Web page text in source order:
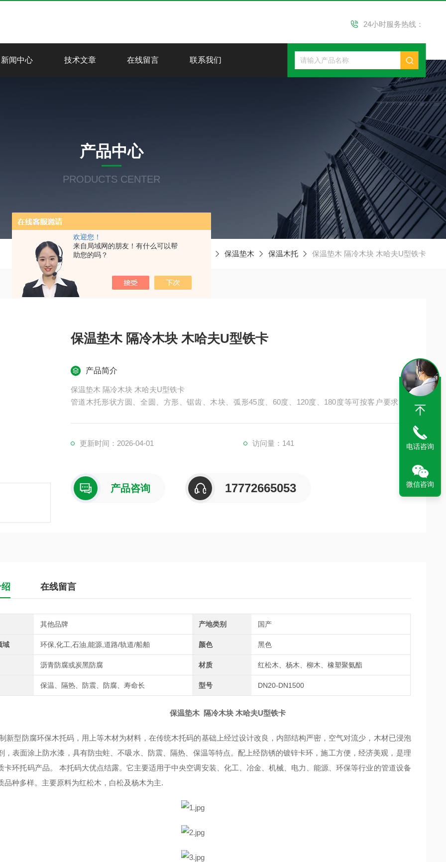
欢迎您！
来自局域网的朋友！有什么可以帮
助您的吗？
24小时服务热线：
新闻中心 技术文章 在线留言 联系我们
产品中心
PRODUCTS CENTER
保温垫木 保温木托 保温垫木 隔冷木块 木哈夫U型铁卡
保温垫木 隔冷木块 木哈夫U型铁卡
产品简介
保温垫木 隔冷木块 木哈夫U型铁卡
管道木托形状方圆、全圆、方形、锯齿、木块、弧形45度、60度、120度、180度等可按客户要求制
更新时间：2026-04-01 访问量：141
产品咨询 17772665053
在线留言
其他品牌 产地类别 国产
域 环保,化工,石油,能源,道路/轨道/船舶 颜色 黑色
沥青防腐或炭黑防腐 材质 红松木、杨木、柳木、橡塑聚氨酯
保温、隔热、防震、防腐、寿命长 型号 DN20-DN1500
保温垫木 隔冷木块 木哈夫U型铁卡
新型防腐环保木托码，用上等木材为材料，在传统木托码的基础上经过设计改良，内部结构严密，空气对流少，木材已浸泡
，表面涂上防水漆，具有防虫蛀、不吸水、防震、隔热、保温等特点。配上经防锈的镀锌卡环，施工方便，经济美观，是理
卡环托码产品。 本托码大优点结露。它主要适用于中央空调安装、化工、冶金、机械、电力、能源、环保等行业的管道设备
品种多样。主要原料为红松木，白松及杨木为主.
电话咨询
微信咨询